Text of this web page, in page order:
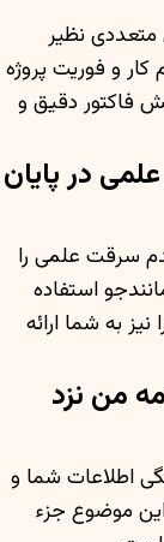
متعددی نظیر
و فوریت پروژه
فاکتور دقیق و
در پایان
اصالت و عدم سرقت علمی را
استفاده
به شما ارائه
من نزد
اطلاعات شما و
موضوع جزء